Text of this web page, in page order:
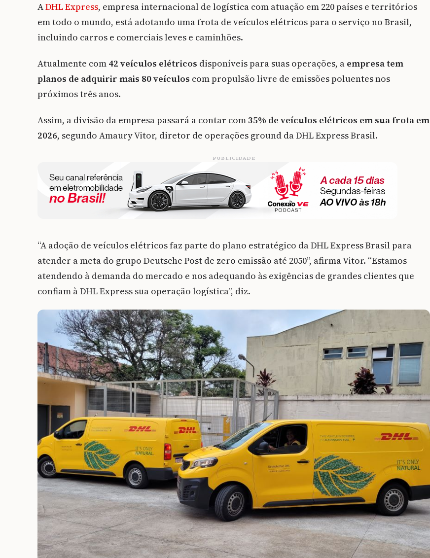
ADHL Express, empresa internacional de logística com atuação em 220 países e territórios
em todo o mundo, está adotando uma frota de veículos elétricos para o serviço no Brasil,
incluindo carros e comerciais leves e caminhões.
Atualmente com 42 veículos elétricos disponíveis para suas operações, a empresa tem
planos de adquirir mais 80 veículos com propulsão livre de emissões poluentes nos
próximos três anos.
Assim, a divisão da empresa passará a contar com35% de veículos elétricos em sua frota em
2026, segundo Amaury Vitor, diretor de operações ground da DHL Express Brasil.
PUBLICIDADE
“A adoção de veículos elétricos faz parte do plano estratégico da DHL Express Brasil para
atender a meta do grupo Deutsche Post de zero emissão até 2050”, afirma Vitor. “Estamos
atendendo à demanda do mercado e nos adequando às exigências de grandes clientes que
confiam à DHL Express sua operação logística”, diz.